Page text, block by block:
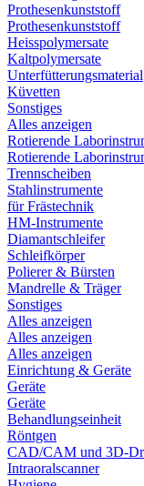
Prothesenkunststoff
Prothesenkunststoff
Heisspolymersate
Kaltpolymersate
Unterfütterungsmaterial
Küvetten
Sonstiges
Alles anzeigen
Rotierende
Rotierende
Trennscheiben
Stahlinstrumente
für Frästechnik
HM-Instrumente
Diamantschleifer
Schleifkörper
Polierer & Bürsten
Mandrelle & Träger
Sonstiges
Alles anzeigen
Alles anzeigen
Alles anzeigen
Einrichtung & Geräte
Geräte
Geräte
Behandlungseinheit
Röntgen
CAD/CAM und 3D-
Intraoralscanner